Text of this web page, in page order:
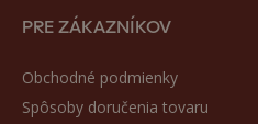
PRE ZÁKAZNÍKOV
Obchodné podmienky
Spôsoby doručenia tovaru